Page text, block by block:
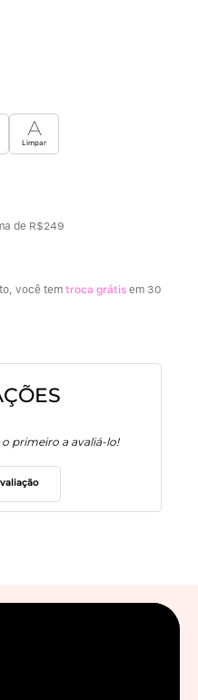
Limpar
de R$249
você tem troca grátis em 30
o primeiro a avaliá-lo!